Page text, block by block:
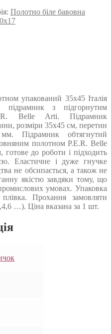
Полотно біле бавовна
упакований 35х45 Італія
підрамник з підгорнутим
Belle Arti. Підрамник
розміри 35х45 см, перетин
Підрамник обтягнутий
полотном P.E.R. Belle
до роботи і підходить
Еластичне і дуже гнучке
не обсипається, а також не
якістю завдяки тому, що
умовах. Упаковка
Прохання замовляти
…). Ціна вказана за 1 шт.